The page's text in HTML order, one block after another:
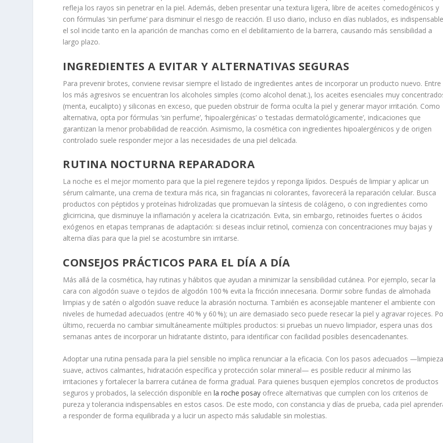
refleja los rayos sin penetrar en la piel. Además, deben presentar una textura ligera, libre de aceites comedogénicos y
con fórmulas ‘sin perfume’ para disminuir el riesgo de reacción. El uso diario, incluso en días nublados, es
el sol incide tanto en la aparición de manchas como en el debilitamiento de la barrera, causando más sensibilidad a
largo plazo.
INGREDIENTES A EVITAR Y ALTERNATIVAS SEGURAS
Para prevenir brotes, conviene revisar siempre el listado de ingredientes antes de incorporar un producto nuevo. Entre
los más agresivos se encuentran los alcoholes simples (como alcohol denat.), los aceites esenciales muy
(menta, eucalipto) y siliconas en exceso, que pueden obstruir de forma oculta la piel y generar mayor irritación. Como
alternativa, opta por fórmulas ‘sin perfume’, ‘hipoalergénicas’ o ‘testadas dermatológicamente’, indicaciones que
garantizan la menor probabilidad de reacción. Asimismo, la cosmética con ingredientes hipoalergénicos y de origen
controlado suele responder mejor a las necesidades de una piel delicada.
RUTINA NOCTURNA REPARADORA
La noche es el mejor momento para que la piel regenere tejidos y reponga lípidos. Después de limpiar y aplicar un
sérum calmante, una crema de textura más rica, sin fragancias ni colorantes, favorecerá la reparación celular. Busca
productos con péptidos y proteínas hidrolizadas que promuevan la síntesis de colágeno, o con ingredientes como
glicirricina, que disminuye la inflamación y acelera la cicatrización. Evita, sin embargo, retinoides fuertes o ácidos
exógenos en etapas tempranas de adaptación: si deseas incluir retinol, comienza con concentraciones muy bajas y
alterna días para que la piel se acostumbre sin irritarse.
CONSEJOS PRÁCTICOS PARA EL DÍA A DÍA
Más allá de la cosmética, hay rutinas y hábitos que ayudan a minimizar la sensibilidad cutánea. Por ejemplo, secar la
cara con algodón suave o tejidos de algodón 100 % evita la fricción innecesaria. Dormir sobre fundas de almohada
limpias y de satén o algodón suave reduce la abrasión nocturna. También es aconsejable mantener el ambiente con
niveles de humedad adecuados (entre 40 % y 60 %); un aire demasiado seco puede resecar la piel y agravar rojeces.
último, recuerda no cambiar simultáneamente múltiples productos: si pruebas un nuevo limpiador, espera unas dos
semanas antes de incorporar un hidratante distinto, para identificar con facilidad posibles desencadenantes.
Adoptar una rutina pensada para la piel sensible no implica renunciar a la eficacia. Con los pasos adecuados
suave, activos calmantes, hidratación específica y protección solar mineral— es posible reducir al mínimo las
irritaciones y fortalecer la barrera cutánea de forma gradual. Para quienes busquen ejemplos concretos de productos
seguros y probados, la selección disponible enla roche posay ofrece alternativas que cumplen con los criterios de
pureza y tolerancia indispensables en estos casos. De este modo, con constancia y días de prueba, cada piel
a responder de forma equilibrada y a lucir un aspecto más saludable sin molestias.